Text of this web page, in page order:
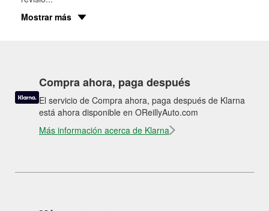
Mostrar más
Compra ahora, paga después
El servicio de Compra ahora, paga después de Klarna
está ahora disponible en OReillyAuto.com
Más información acerca de Klarna